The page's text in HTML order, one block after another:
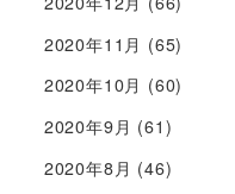
2020年11月 (65)
2020年10月 (60)
2020年9月 (61)
2020年8月 (46)